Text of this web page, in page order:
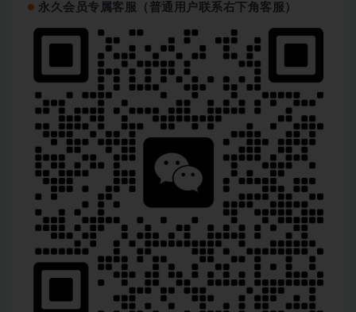
永久会员专属客服（普通用户联系右下角客服）